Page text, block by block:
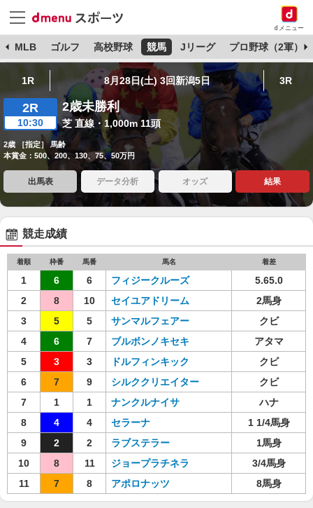
dメニュー
MLB ゴルフ 高校野球 競馬 Jリーグ プロ野球（2軍）
1R 8月28日(土) 3回新潟5日 3R
2R
10:30
2歳未勝利
芝 直線・1,000m 11頭
2歳 ［指定］ 馬齢
本賞金：500、200、130、75、50万円
出馬表 データ分析 オッズ 結果
競走成績
着順 枠番 馬番 馬名 着差
1 6 6 フィジークルーズ
5.65.0
2
8 10 セイユアドリーム
2馬身
3
5 5 サンマルフェアー
クビ
4
6 7 ブルボンノキセキ
アタマ
5
3 3 ドルフィンキック
クビ
6
7 9 シルククリエイター
クビ
7
1 1 ナンクルナイサ
ハナ
8
4 4 セラーナ
1 1/4馬身
9
2 2 ラブステラー
1馬身
10
8 11 ジョープラチネラ
3/4馬身
11
7 8 アポロナッツ 8馬身